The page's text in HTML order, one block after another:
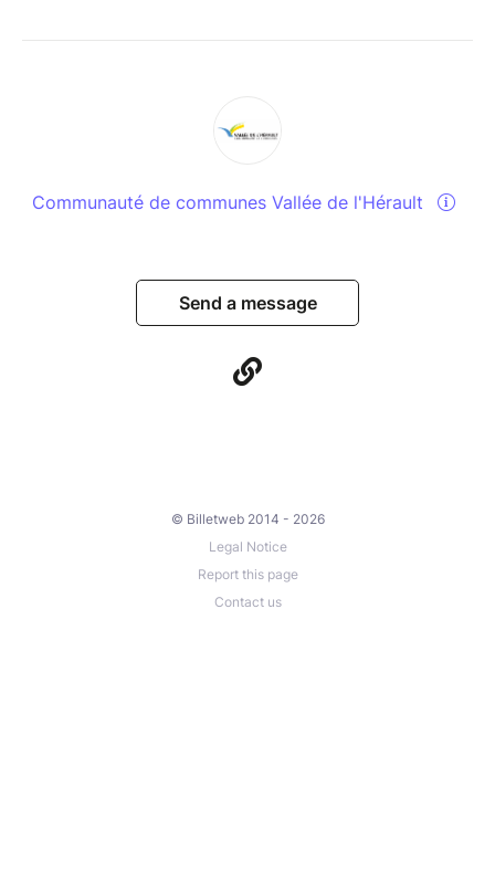
Communauté de communes Vallée de l'Hérault
Send a message
© Billetweb 2014 - 2026
Legal Notice
Report this page
Contact us